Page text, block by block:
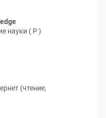
науки ( Р )
(чтение,